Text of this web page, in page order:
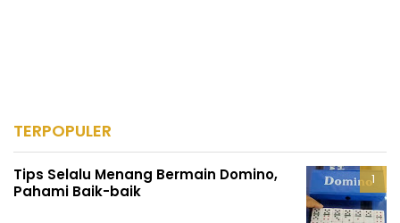
TERPOPULER
Tips Selalu Menang Bermain Domino,
Pahami Baik-baik